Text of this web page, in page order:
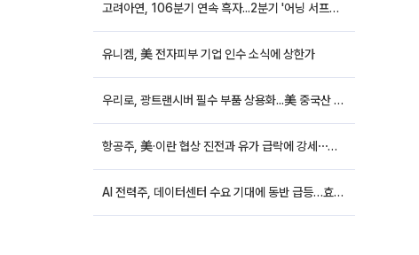
고려아연, 106분기 연속 흑자...2분기 '어닝 서프라이즈'에 장 초반 12%대 강세
유니켐, 美 전자피부 기업 인수 소식에 상한가
우리로, 광트랜시버 필수 부품 상용화...美 중국산 퇴출 추진에 상승세
항공주, 美·이란 협상 진전과 유가 급락에 강세⋯한진칼 8%↑
AI 전력주, 데이터센터 수요 기대에 동반 급등…효성중공업 10%↑